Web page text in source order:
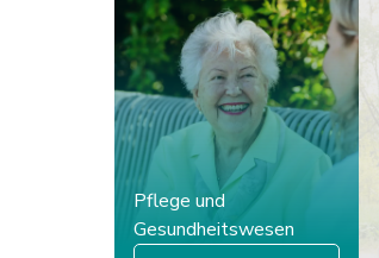
Pflege und
Gesundheitswesen